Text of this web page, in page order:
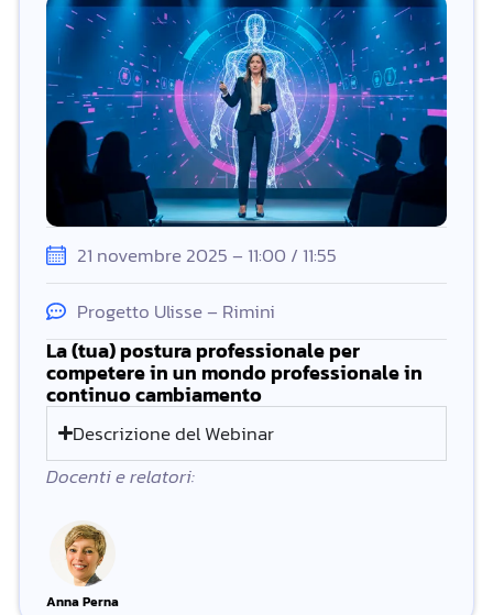
21 novembre 2025 – 11:00 / 11:55
Progetto Ulisse – Rimini
La (tua) postura professionale per
competere in un mondo professionale in
continuo cambiamento
Descrizione del Webinar
Docenti e relatori:
Anna Perna